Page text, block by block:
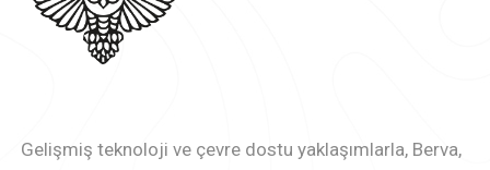
Gelişmiş teknoloji ve çevre dostu yaklaşımlarla, Berva,